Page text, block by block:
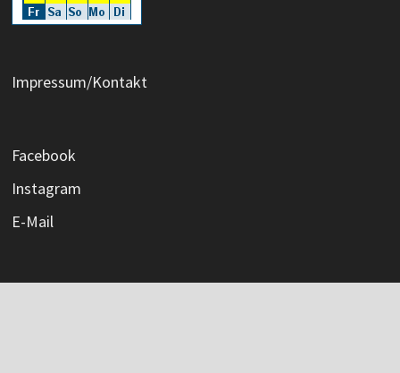
Impressum/Kontakt
Facebook
Instagram
E-Mail